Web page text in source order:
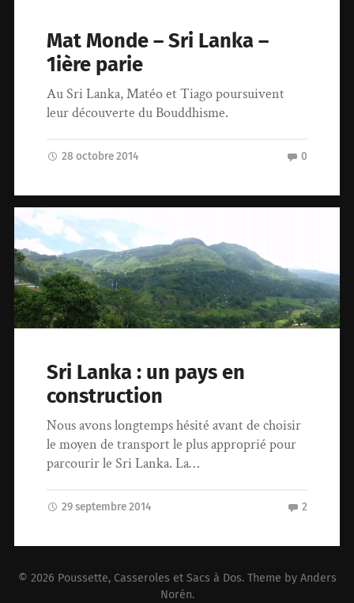
Mat Monde – Sri Lanka –
1ière parie
Au Sri Lanka, Matéo et Tiago poursuivent
leur découverte du Bouddhisme.
28 octobre 2014 0
Sri Lanka : un pays en
construction
Nous avons longtemps hésité avant de choisir
le moyen de transport le plus approprié pour
parcourir le Sri Lanka. La…
29 septembre 2014 2
© 2026 Poussette, Casseroles et Sacs à Dos. Theme by Anders
Norén.